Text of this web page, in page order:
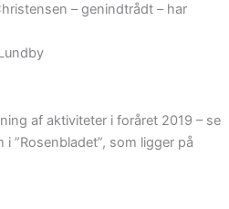
– genindtrådt – har
af aktiviteter i foråret 2019 – se
”Rosenbladet”, som ligger på